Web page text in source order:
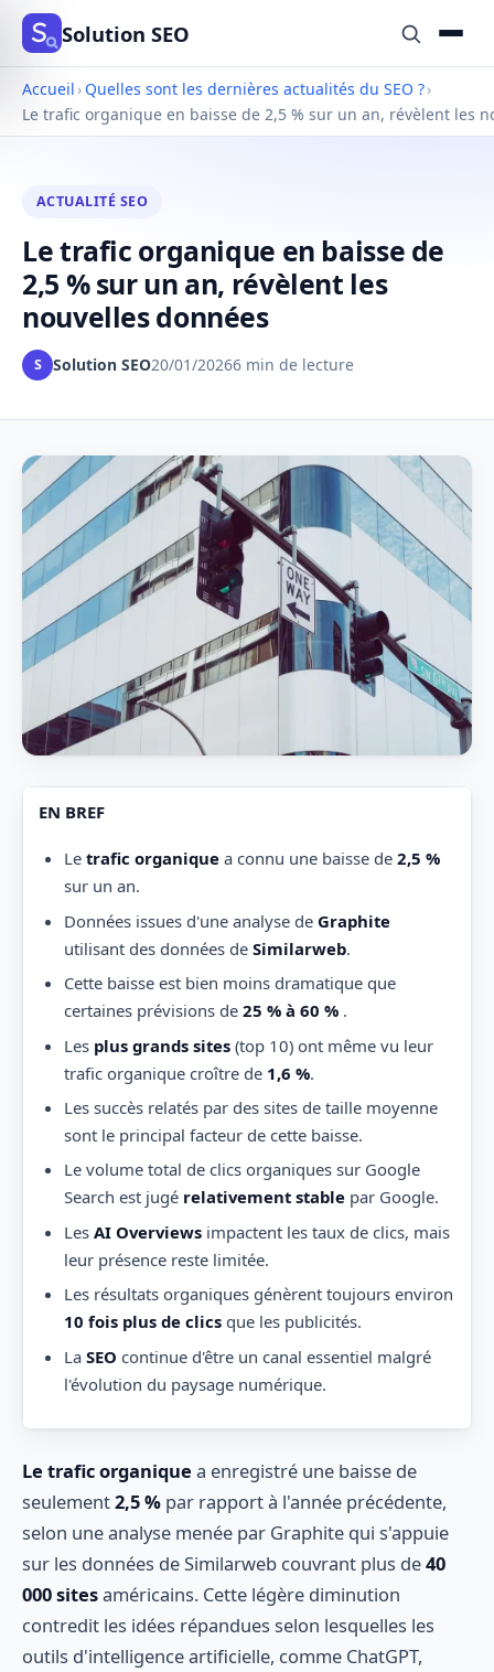
Solution SEO
Accueil › Quelles sont les dernières actualités du SEO ?›
Le trafic organique en baisse de 2,5 % sur un an, révèlent les
ACTUALITÉ SEO
Le trafic organique en baisse de
2,5 % sur un an, révèlent les
nouvelles données
S Solution SEO20/01/20266 min de lecture
EN BREF
Le trafic organiquea connu une baisse de 2,5 %
sur un an.
Données issues d'une analyse de Graphite
utilisant des données de Similarweb.
Cette baisse est bien moins dramatique que
certaines prévisions de 25 % à 60 % .
Les plus grands sites(top 10) ont même vu leur
trafic organique croître de 1,6 %.
Les succès relatés par des sites de taille moyenne
sont le principal facteur de cette baisse.
Le volume total de clics organiques sur Google
Search est jugé relativement stablepar Google.
Les AI Overviewsimpactent les taux de clics, mais
leur présence reste limitée.
Les résultats organiques génèrent toujours environ
10 fois plus de clicsque les publicités.
La SEO continue d'être un canal essentiel malgré
l'évolution du paysage numérique.
Le trafic organique a enregistré une baisse de
seulement2,5 % par rapport à l'année précédente,
selon une analyse menée par Graphite qui s'appuie
sur les données de Similarweb couvrant plus de40
000 sitesaméricains. Cette légère diminution
contredit les idées répandues selon lesquelles les
outils d'intelligence artificielle, comme ChatGPT,